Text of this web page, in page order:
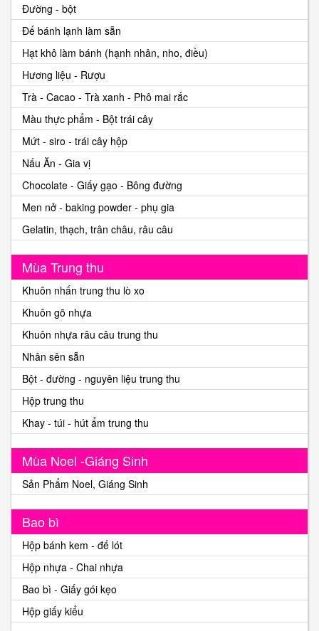
Đường - bột
Đế bánh lạnh làm sẵn
Hạt khô làm bánh (hạnh nhân, nho, điều)
Hương liệu - Rượu
Trà - Cacao - Trà xanh - Phô mai rắc
Màu thực phẩm - Bột trái cây
Mứt - siro - trái cây hộp
Nấu Ăn - Gia vị
Chocolate - Giấy gạo - Bông đường
Men nở - baking powder - phụ gia
Gelatin, thạch, trân châu, râu câu
Mùa Trung thu
Khuôn nhấn trung thu lò xo
Khuôn gõ nhựa
Khuôn nhựa râu câu trung thu
Nhân sên sẵn
Bột - đường - nguyên liệu trung thu
Hộp trung thu
Khay - túi - hút ẩm trung thu
Mùa Noel -Giáng Sinh
Sản Phẩm Noel, Giáng Sinh
Bao bì
Hộp bánh kem - đế lót
Hộp nhựa - Chai nhựa
Bao bì - Giấy gói kẹo
Hộp giấy kiểu